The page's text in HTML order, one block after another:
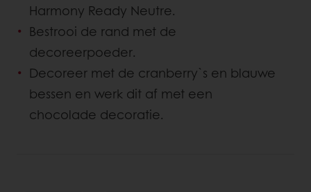
Harmony Ready Neutre.
Bestrooi de rand met de
decoreerpoeder.
Decoreer met de cranberry`s en blauwe
bessen en werk dit af met een
chocolade decoratie.